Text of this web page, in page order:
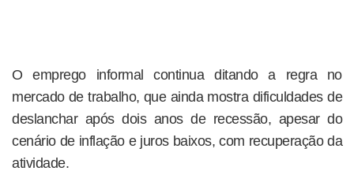
O emprego informal continua ditando a regra no
mercado de trabalho, que ainda mostra dificuldades de
deslanchar após dois anos de recessão, apesar do
cenário de inflação e juros baixos, com recuperação da
atividade.